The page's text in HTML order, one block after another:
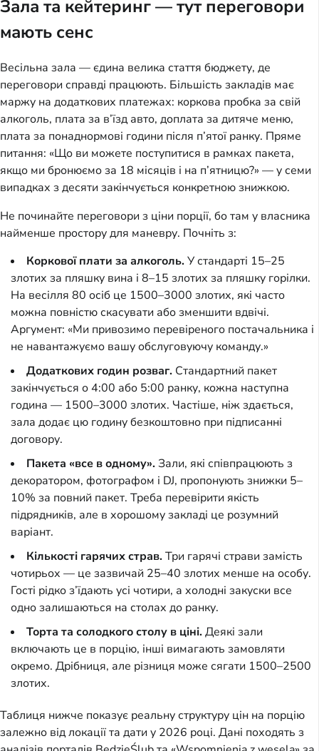
Зала та кейтеринг — тут переговори
мають сенс
Весільна зала — єдина велика стаття бюджету, де
переговори справді працюють. Більшість закладів має
маржу на додаткових платежах: коркова пробка за свій
алкоголь, плата за в’їзд авто, доплата за дитяче меню,
плата за понаднормові години після п’ятої ранку. Пряме
питання: «Що ви можете поступитися в рамках пакета,
якщо ми бронюємо за 18 місяців і на п’ятницю?» — у семи
випадках з десяти закінчується конкретною знижкою.
Не починайте переговори з ціни порції, бо там у власника
найменше простору для маневру. Почніть з:
Коркової плати за алкоголь.У стандарті 15–25
злотих за пляшку вина і 8–15 злотих за пляшку горілки.
На весілля 80 осіб це 1500–3000 злотих, які часто
можна повністю скасувати або зменшити вдвічі.
Аргумент: «Ми привозимо перевіреного постачальника і
не навантажуємо вашу обслуговуючу команду.»
Додаткових годин розваг. Стандартний пакет
закінчується о 4:00 або 5:00 ранку, кожна наступна
година — 1500–3000 злотих. Частіше, ніж здається,
зала додає цю годину безкоштовно при підписанні
договору.
Пакета «все в одному».Зали, які співпрацюють з
декоратором, фотографом і DJ, пропонують знижки 5–
10% за повний пакет. Треба перевірити якість
підрядників, але в хорошому закладі це розумний
варіант.
Кількості гарячих страв.Три гарячі страви замість
чотирьох — це зазвичай 25–40 злотих менше на особу.
Гості рідко з’їдають усі чотири, а холодні закуски все
одно залишаються на столах до ранку.
Торта та солодкого столу в ціні.Деякі зали
включають це в порцію, інші вимагають замовляти
окремо. Дрібниця, але різниця може сягати 1500–2500
злотих.
Таблиця нижче показує реальну структуру цін на порцію
залежно від локації та дати у 2026 році. Дані походять з